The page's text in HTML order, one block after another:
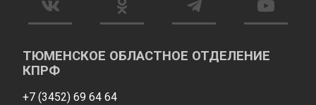
ТЮМЕНСКОЕ ОБЛАСТНОЕ ОТДЕЛЕНИЕ
КПРФ
+7 (3452) 69 64 64